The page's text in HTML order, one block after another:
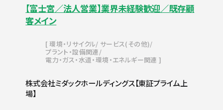
【富士宮／法人営業】業界未経験歓迎／既存顧
客メイン
環境・リサイクル サービス(その他)
プラント・設備関連
電力・ガス・水道・環境・エネルギー関連
株式会社ミダックホールディングス【東証プライム上
場】